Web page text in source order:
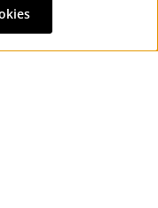
vermeld.